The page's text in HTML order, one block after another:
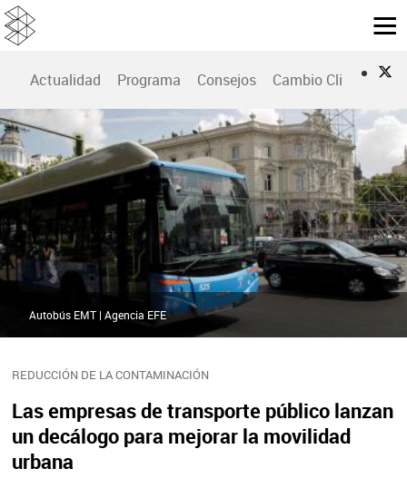
Actualidad Programa Consejos Cambio Climático
REDUCCIÓN DE LA CONTAMINACIÓN
Las empresas de transporte público lanzan
un decálogo para mejorar la movilidad
urbana
Autobús EMT | Agencia EFE